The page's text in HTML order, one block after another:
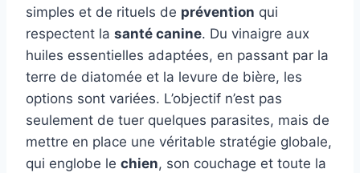
simples et de rituels de prévention qui
respectent la santé canine. Du vinaigre aux
huiles essentielles adaptées, en passant par la
terre de diatomée et la levure de bière, les
options sont variées. L’objectif n’est pas
seulement de tuer quelques parasites, mais de
mettre en place une véritable stratégie globale,
qui englobe le chien, son couchage et toute la